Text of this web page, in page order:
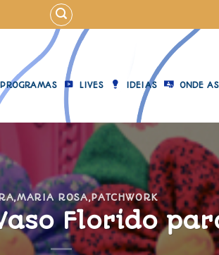
PROGRAMAS LIVES IDEIAS ONDE
,MARIA ROSA,PATCHWORK
Florido